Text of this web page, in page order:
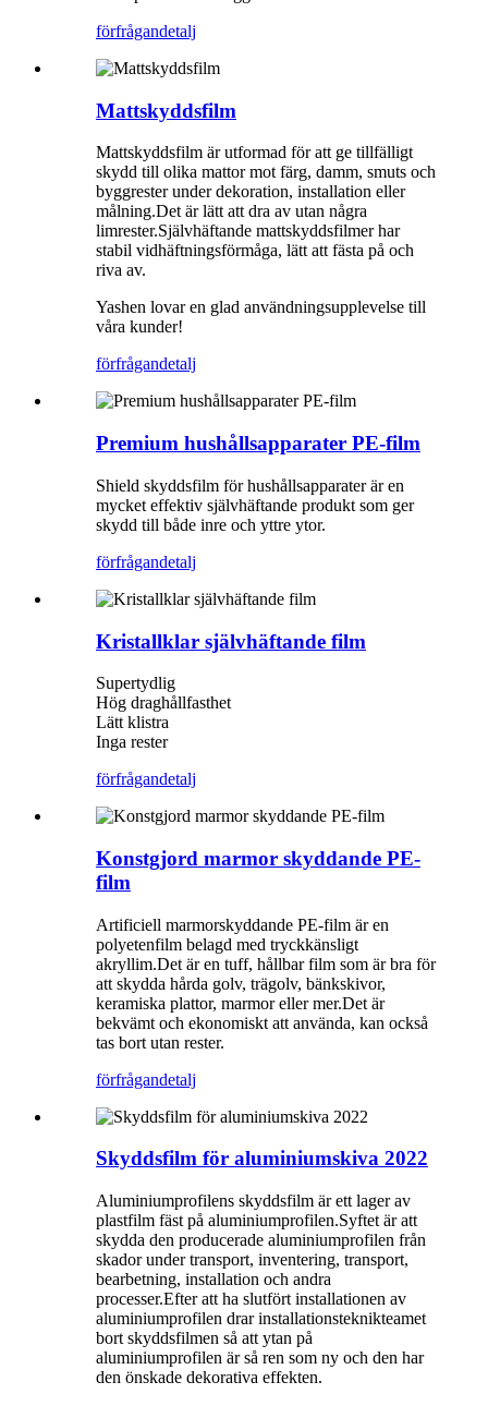
förfrågandetalj
Mattskyddsfilm
Mattskyddsfilm är utformad för att ge tillfälligt
skydd till olika mattor mot färg, damm, smuts och
byggrester under dekoration, installation eller
målning.Det är lätt att dra av utan några
limrester.Självhäftande mattskyddsfilmer har
stabil vidhäftningsförmåga, lätt att fästa på och
riva av.
Yashen lovar en glad användningsupplevelse till
våra kunder!
förfrågandetalj
Premium hushållsapparater PE-film
Shield skyddsfilm för hushållsapparater är en
mycket effektiv självhäftande produkt som ger
skydd till både inre och yttre ytor.
förfrågandetalj
Kristallklar självhäftande film
Supertydlig
Hög draghållfasthet
Lätt klistra
Inga rester
förfrågandetalj
Konstgjord marmor skyddande PE-
film
Artificiell marmorskyddande PE-film är en
polyetenfilm belagd med tryckkänsligt
akryllim.Det är en tuff, hållbar film som är bra för
att skydda hårda golv, trägolv, bänkskivor,
keramiska plattor, marmor eller mer.Det är
bekvämt och ekonomiskt att använda, kan också
tas bort utan rester.
förfrågandetalj
Skyddsfilm för aluminiumskiva 2022
Aluminiumprofilens skyddsfilm är ett lager av
plastfilm fäst på aluminiumprofilen.Syftet är att
skydda den producerade aluminiumprofilen från
skador under transport, inventering, transport,
bearbetning, installation och andra
processer.Efter att ha slutfört installationen av
aluminiumprofilen drar installationsteknikteamet
bort skyddsfilmen så att ytan på
aluminiumprofilen är så ren som ny och den har
den önskade dekorativa effekten.